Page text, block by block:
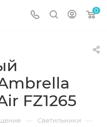
0
FZ1265
— Светильники —